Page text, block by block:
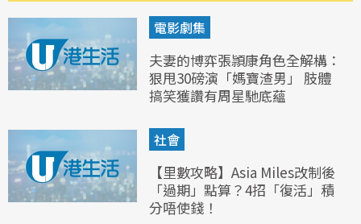
電影劇集
夫妻的博弈張頴康角色全解構：
狠甩30磅演「媽寶渣男」 肢體
搞笑獲讚有周星馳底蘊
社會
【里數攻略】Asia Miles改制後
「過期」點算？4招「復活」積
分唔使錢！